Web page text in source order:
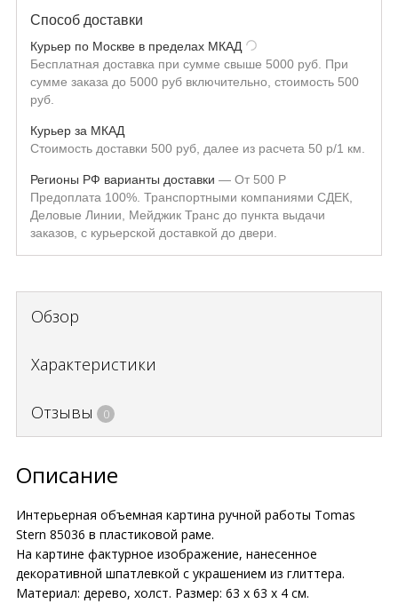
Способ доставки
Курьер по Москве в пределах МКАД
Бесплатная доставка при сумме свыше 5000 руб. При
сумме заказа до 5000 руб включительно, стоимость 500
руб.
Курьер за МКАД
Стоимость доставки 500 руб, далее из расчета 50 р/1 км.
Регионы РФ варианты доставки От 500 Р
Предоплата 100%. Транспортными компаниями СДЕК,
Деловые Линии, Мейджик Транс до пункта выдачи
заказов, с курьерской доставкой до двери.
Обзор
Характеристики
Отзывы 0
Описание
Интерьерная объемная картина ручной работы Tomas
Stern 85036 в пластиковой раме.
На картине фактурное изображение, нанесенное
декоративной шпатлевкой с украшением из глиттера.
Материал: дерево, холст. Размер: 63 х 63 х 4 см.